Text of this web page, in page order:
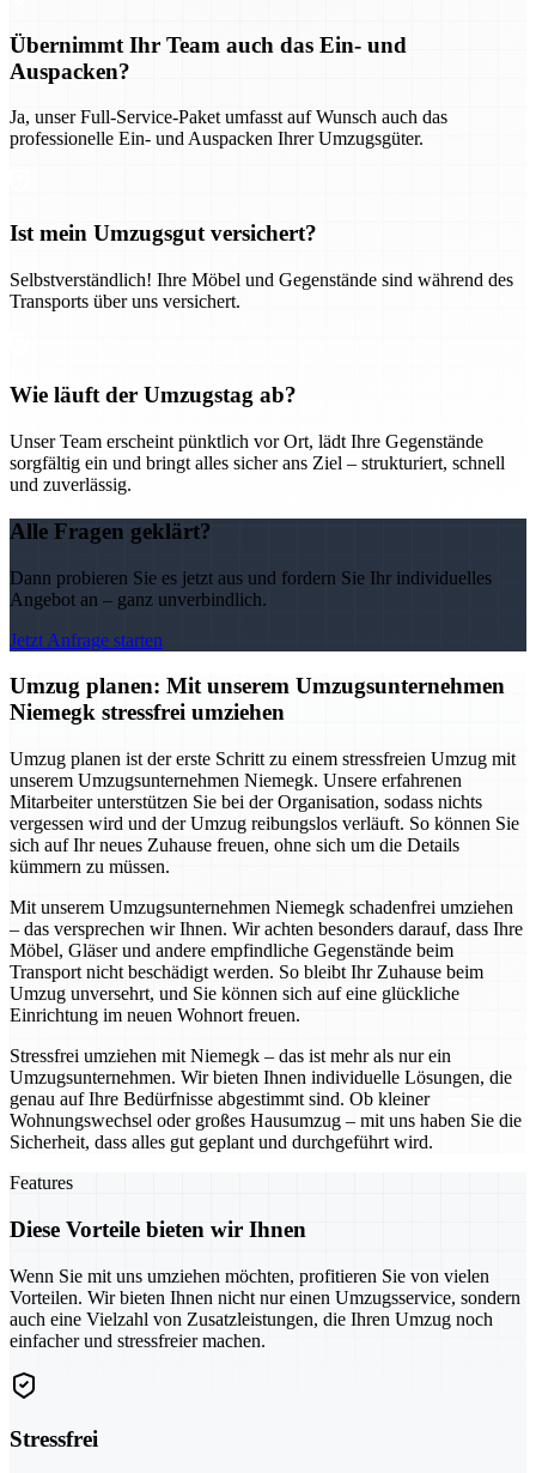
Übernimmt Ihr Team auch das Ein- und
Auspacken?
Ja, unser Full-Service-Paket umfasst auf Wunsch auch das
professionelle Ein- und Auspacken Ihrer Umzugsgüter.
Ist mein Umzugsgut versichert?
Selbstverständlich! Ihre Möbel und Gegenstände sind während des
Transports über uns versichert.
Wie läuft der Umzugstag ab?
Unser Team erscheint pünktlich vor Ort, lädt Ihre Gegenstände
sorgfältig ein und bringt alles sicher ans Ziel – strukturiert, schnell
und zuverlässig.
Alle Fragen geklärt?
Dann probieren Sie es jetzt aus und fordern Sie Ihr individuelles
Angebot an – ganz unverbindlich.
Jetzt Anfrage starten
Umzug planen: Mit unserem Umzugsunternehmen
Niemegk stressfrei umziehen
Umzug planen ist der erste Schritt zu einem stressfreien Umzug mit
unserem Umzugsunternehmen Niemegk. Unsere erfahrenen
Mitarbeiter unterstützen Sie bei der Organisation, sodass nichts
vergessen wird und der Umzug reibungslos verläuft. So können Sie
sich auf Ihr neues Zuhause freuen, ohne sich um die Details
kümmern zu müssen.
Mit unserem Umzugsunternehmen Niemegk schadenfrei umziehen
– das versprechen wir Ihnen. Wir achten besonders darauf, dass Ihre
Möbel, Gläser und andere empfindliche Gegenstände beim
Transport nicht beschädigt werden. So bleibt Ihr Zuhause beim
Umzug unversehrt, und Sie können sich auf eine glückliche
Einrichtung im neuen Wohnort freuen.
Stressfrei umziehen mit Niemegk – das ist mehr als nur ein
Umzugsunternehmen. Wir bieten Ihnen individuelle Lösungen, die
genau auf Ihre Bedürfnisse abgestimmt sind. Ob kleiner
Wohnungswechsel oder großes Hausumzug – mit uns haben Sie die
Sicherheit, dass alles gut geplant und durchgeführt wird.
Features
Diese Vorteile bieten wir Ihnen
Wenn Sie mit uns umziehen möchten, profitieren Sie von vielen
Vorteilen. Wir bieten Ihnen nicht nur einen Umzugsservice, sondern
auch eine Vielzahl von Zusatzleistungen, die Ihren Umzug noch
einfacher und stressfreier machen.
Stressfrei